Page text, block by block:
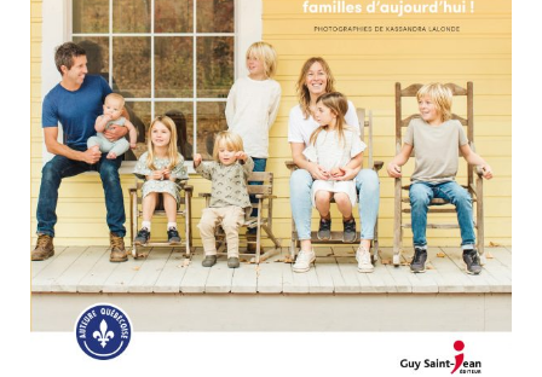
Nouveautés
Numérique
Livres audio
Meilleurs vendeurs
Page vedette
AUTEURS
À PROPOS
CONTACT